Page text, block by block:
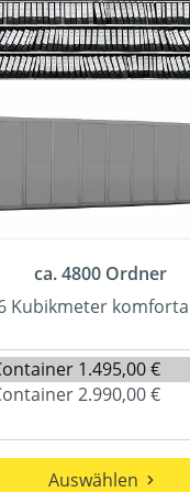
ca. 4800 Ordner
Kubikmeter
Auswählen